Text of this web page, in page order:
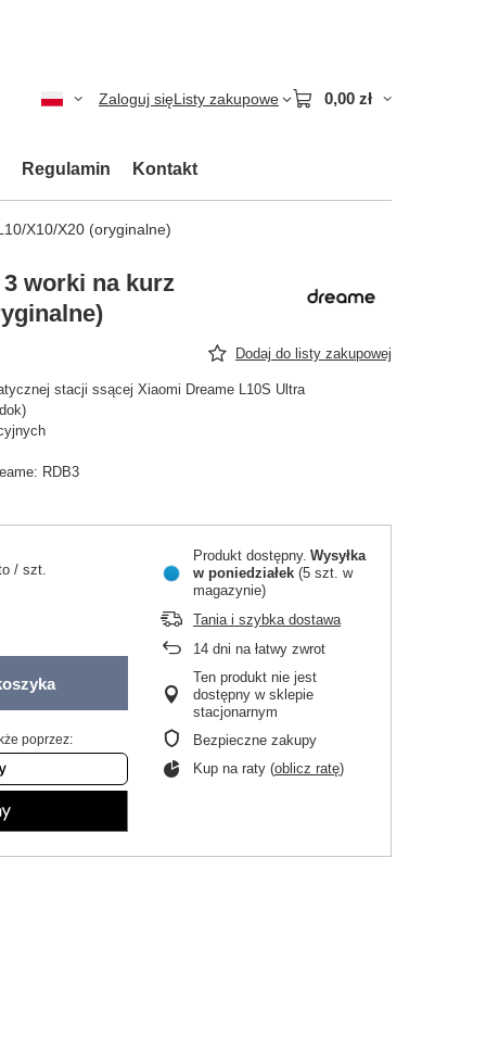
Zaloguj sięListy zakupowe 0,00 zł
Regulamin Kontakt
X10/X20 (oryginalne)
worki na kurz
Dodaj do listy zakupowej
stacji ssącej Xiaomi Dreame L10S Ultra
RDB3
/ szt.
poprzez:
Produkt dostępny Wysyłka
w poniedziałek (5 szt. w
magazynie)
Tania i szybka dostawa
14 dni na łatwy zwrot
Ten produkt nie jest
dostępny w sklepie
stacjonarnym
Bezpieczne zakupy
Kup na raty (oblicz ratę)